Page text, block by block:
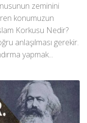
zeminini
konumuzun
Korkusu Nedir?
anlaşılması gerekir.
yapmak...